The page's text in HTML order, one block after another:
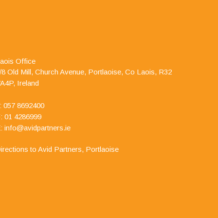
Office
8 Old Mill, Church Avenue, Portlaoise, Co Laois, R32
Ireland
057 8692400
01 4286999
info@avidpartners.ie
to Avid Partners, Portlaoise